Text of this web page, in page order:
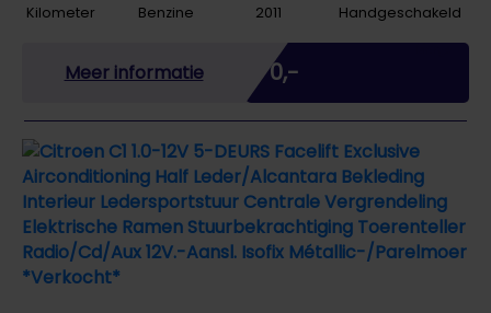
Kilometer
Benzine
2011
Handgeschakeld
Meer informatie € 0,-